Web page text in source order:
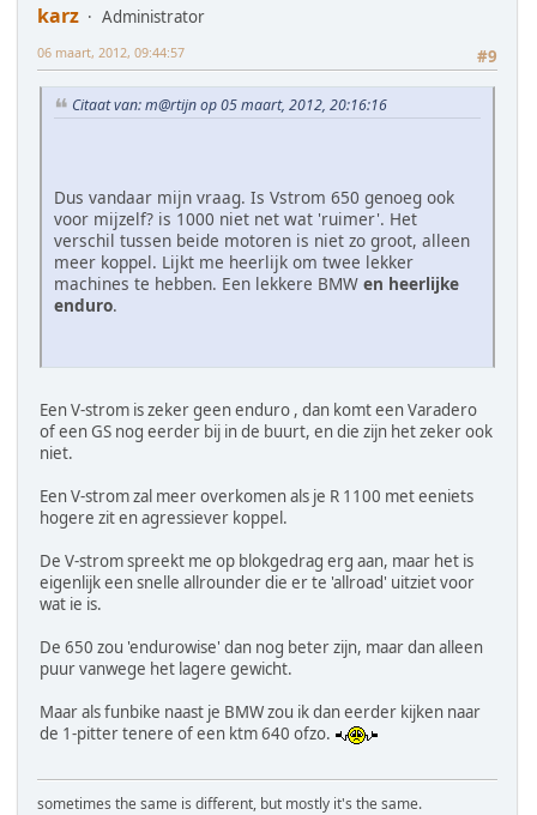
karz
Administrator
#9
06 maart, 2012, 09:44:57
Citaat van: m@rtijn op 05 maart, 2012, 20:16:16
Dus vandaar mijn vraag. Is Vstrom 650 genoeg ook
voor mijzelf? is 1000 niet net wat 'ruimer'. Het
verschil tussen beide motoren is niet zo groot, alleen
meer koppel. Lijkt me heerlijk om twee lekker
machines te hebben. Een lekkere BMW en heerlijke
enduro.
Een V-strom is zeker geen enduro , dan komt een Varadero
of een GS nog eerder bij in de buurt, en die zijn het zeker ook
niet.
Een V-strom zal meer overkomen als je R 1100 met eeniets
hogere zit en agressiever koppel.
De V-strom spreekt me op blokgedrag erg aan, maar het is
eigenlijk een snelle allrounder die er te 'allroad' uitziet voor
wat ie is.
De 650 zou 'endurowise' dan nog beter zijn, maar dan alleen
puur vanwege het lagere gewicht.
Maar als funbike naast je BMW zou ik dan eerder kijken naar
de 1-pitter tenere of een ktm 640 ofzo.
sometimes the same is different, but mostly it's the same.